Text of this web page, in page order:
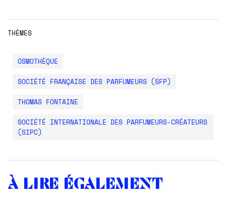
THÈMES
OSMOTHÈQUE
SOCIÉTÉ FRANÇAISE DES PARFUMEURS (SFP)
THOMAS FONTAINE
SOCIÉTÉ INTERNATIONALE DES PARFUMEURS-CRÉATEURS
(SIPC)
À lire également